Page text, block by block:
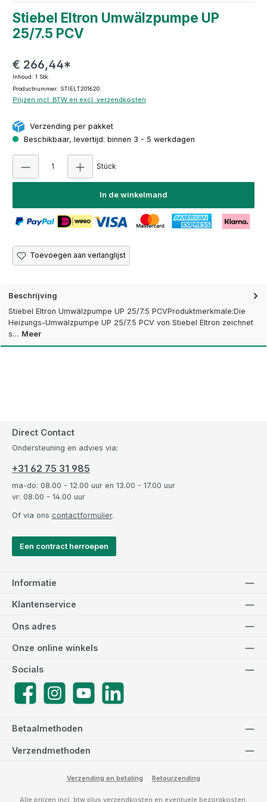
Stiebel Eltron Umwälzpumpe UP
25/7.5 PCV
€ 266,44*
Inhoud: 1 Stk.
Productnummer: STIELT201620
Prijzen incl. BTW en excl. verzendkosten
Verzending per pakket
Beschikbaar, levertijd: binnen 3 - 5 werkdagen
Stück
In de winkelmand
Toevoegen aan verlanglijst
Beschrijving
Stiebel Eltron Umwälzpumpe UP 25/7.5 PCVProduktmerkmale:Die
Heizungs-Umwälzpumpe UP 25/7.5 PCV von Stiebel Eltron zeichnet
s… Meer
Direct Contact
Ondersteuning en advies via:
+31 62 75 31 985
ma-do: 08.00 - 12.00 uur en 13.00 - 17.00 uur
vr: 08.00 - 14.00 uur
Of via ons contactformulier.
Een contract herroepen
Informatie
Klantenservice
Betaalmethoden
Verzendmethoden
Ons adres
Socials
FacebookInstagramYouTube
Onze online winkels
Verzending en betaling Retourzending
Alle prijzen incl. btw plus verzendkosten en eventuele bezorgkosten,